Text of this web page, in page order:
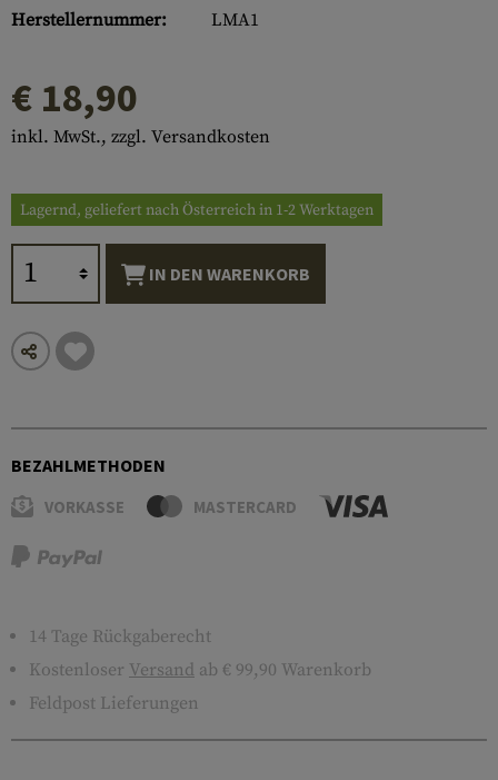
Herstellernummer:
LMA1
€ 18,90
inkl. MwSt., zzgl. Versandkosten
Lagernd, geliefert nach Österreich in 1-2 Werktagen
IN DEN WARENKORB
BEZAHLMETHODEN
VORKASSE MASTERCARD
14 Tage Rückgaberecht
Kostenloser Versand ab € 99,90 Warenkorb
Feldpost Lieferungen